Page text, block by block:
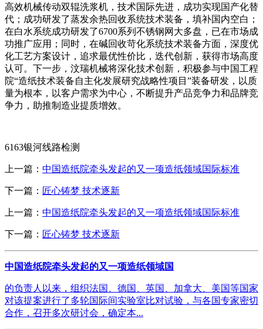
高效机械传动双辊洗浆机，技术国际先进，成功实现国产化替
代；成功研发了蒸发余热回收系统技术装备，填补国内空白；
在白水系统成功研发了6700系列不锈钢网大多盘，已在市场成
功推广应用；同时，在碱回收苛化系统技术装备方面，深度优
化工艺方案设计，追求最优性价比，迭代创新，获得市场高度
认可。下一步，汶瑞机械将深化技术创新，积极参与中国工程
院“造纸技术装备自主化发展研究战略性项目”装备研发，以质
量为根本，以客户需求为中心，不断提升产品竞争力和品牌竞
争力，助推制造业提质增效。
6163银河线路检测
上一篇： 中国造纸院牵头发起的又一项造纸领域国际标准
下一篇： 匠心铸梦 技术逐新
上一篇： 中国造纸院牵头发起的又一项造纸领域国际标准
下一篇： 匠心铸梦 技术逐新
中国造纸院牵头发起的又一项造纸领域国
的负责人以来，组织法国、德国、英国、加拿大、美国等国家
对该提案进行了多轮国际间实验室比对试验，与各国专家密切
合作，召开多次研讨会，确定本...